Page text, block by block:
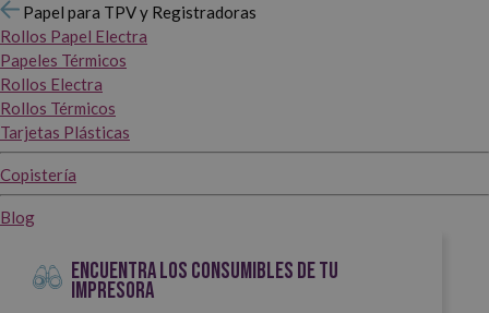
Papel para TPV y Registradoras
Rollos Papel Electra
Papeles Térmicos
Rollos Electra
Rollos Térmicos
Tarjetas Plásticas
Copistería
Blog
ENCUENTRA LOS CONSUMIBLES DE TU
IMPRESORA